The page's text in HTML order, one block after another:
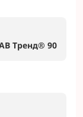
Тренд® 90